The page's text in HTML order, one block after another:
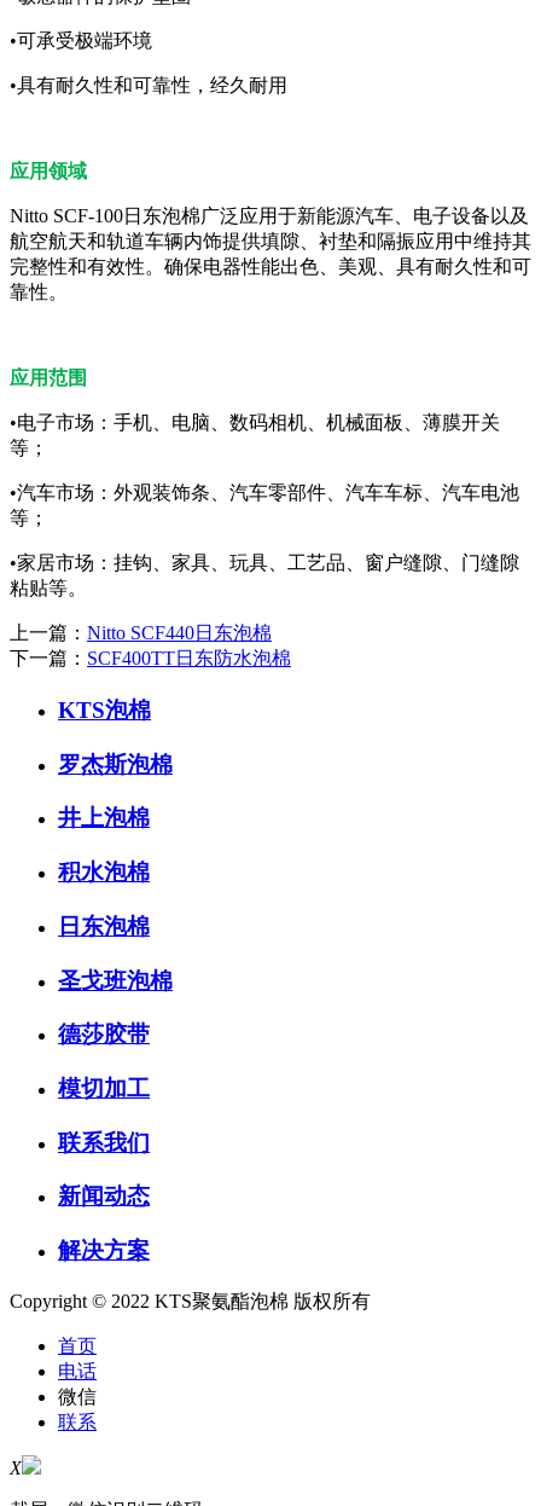
•可承受极端环境
•具有耐久性和可靠性，经久耐用
应用领域
Nitto SCF-100日东泡棉广泛应用于新能源汽车、电子设备以及
航空航天和轨道车辆内饰提供填隙、衬垫和隔振应用中维持其
完整性和有效性。确保电器性能出色、美观、具有耐久性和可
靠性。
应用范围
•电子市场：手机、电脑、数码相机、机械面板、薄膜开关
等；
•汽车市场：外观装饰条、汽车零部件、汽车车标、汽车电池
等；
•家居市场：挂钩、家具、玩具、工艺品、窗户缝隙、门缝隙
粘贴等。
上一篇： Nitto SCF440日东泡棉
下一篇： SCF400TT日东防水泡棉
KTS泡棉
罗杰斯泡棉
井上泡棉
积水泡棉
日东泡棉
圣戈班泡棉
德莎胶带
模切加工
联系我们
新闻动态
解决方案
Copyright © 2022 KTS聚氨酯泡棉 版权所有
首页
电话
微信
联系
X